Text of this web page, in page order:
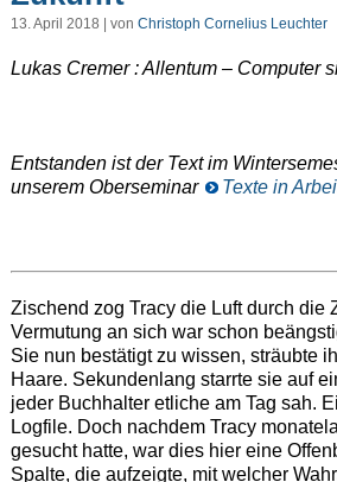
13. April 2018 | von Christoph Cornelius Leuchter
Lukas Cremer : Allentum – Computer
Entstanden ist der Text im
unserem Oberseminar
Texte in
Zischend zog Tracy die Luft durch die
Vermutung an sich war schon
Sie nun bestätigt zu wissen, sträubte
Haare. Sekundenlang starrte sie auf
jeder Buchhalter etliche am Tag sah.
Logfile. Doch nachdem Tracy
gesucht hatte, war dies hier eine
Spalte, die aufzeigte, mit welcher